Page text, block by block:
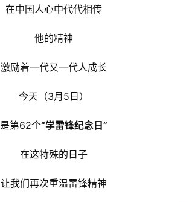
在中国人心中代代相传
他的精神
激励着一代又一代人成长
今天（3月5日）
是第62个“学雷锋纪念日”
在这特殊的日子
让我们再次重温雷锋精神